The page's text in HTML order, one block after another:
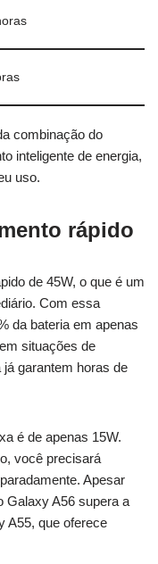
combinação do
inteligente de energia,
uso.
rápido
de 45W, o que é um
Com essa
da bateria em apenas
situações de
garantem horas de
é de apenas 15W.
você precisará
Apesar
Galaxy A56 supera a
A55, que oferece